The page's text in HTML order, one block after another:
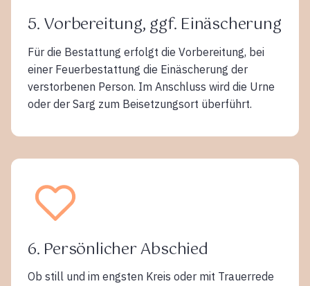
5. Vorbereitung, ggf. Einäscherung
Für die Bestattung erfolgt die Vorbereitung, bei
einer Feuerbestattung die Einäscherung der
verstorbenen Person. Im Anschluss wird die Urne
oder der Sarg zum Beisetzungsort überführt.
6. Persönlicher Abschied
Ob still und im engsten Kreis oder mit Trauerrede